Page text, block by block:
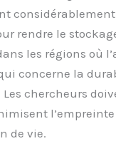
rendre le
les régions où
concerne la
Les chercheurs
de vie.